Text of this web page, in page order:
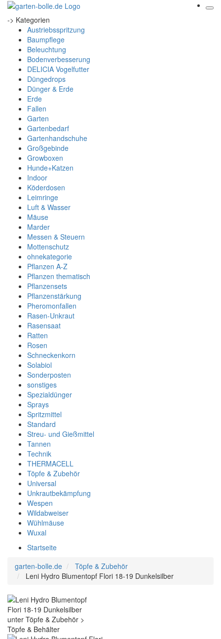
-> Kategorien
Austriebsspritzung
Baumpflege
Beleuchtung
Bodenverbesserung
DELICIA Vogelfutter
Düngedrops
Dünger & Erde
Erde
Fallen
Garten
Gartenbedarf
Gartenhandschuhe
Großgebinde
Growboxen
Hunde+Katzen
Indoor
Köderdosen
Leimringe
Luft & Wasser
Mäuse
Marder
Messen & Steuern
Mottenschutz
ohnekategorie
Pflanzen A-Z
Pflanzen thematisch
Pflanzensets
Pflanzenstärkung
Pheromonfallen
Rasen-Unkraut
Rasensaat
Ratten
Rosen
Schneckenkorn
Solabiol
Sonderposten
sonstiges
Spezialdünger
Sprays
Spritzmittel
Standard
Streu- und Gießmittel
Tannen
Technik
THERMACELL
Töpfe & Zubehör
Universal
Unkrautbekämpfung
Wespen
Wildabweiser
Wühlmäuse
Wuxal
Startseite
garten-bolle.de
Töpfe & Zubehör
Leni Hydro Blumentopf Flori 18-19 Dunkelsilber